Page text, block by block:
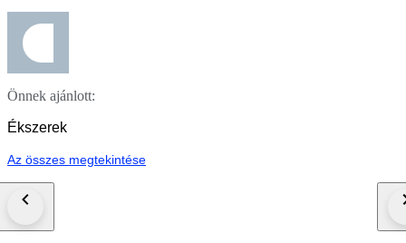
Önnek ajánlott:
Ékszerek
Az összes megtekintése